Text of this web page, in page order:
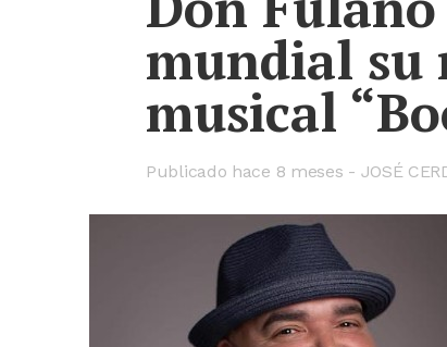
mundial su
musical
Publicado hace 8 meses JOSÉ